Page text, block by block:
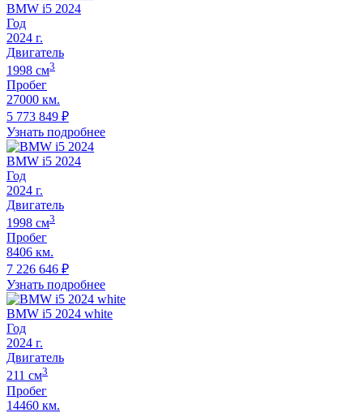
BMW i5 2024
Год
2024 г.
Двигатель
1998 cм3
Пробег
27000 км.
5 773 849 ₽
Узнать подробнее
BMW i5 2024
Год
2024 г.
Двигатель
1998 cм3
Пробег
8406 км.
7 226 646 ₽
Узнать подробнее
BMW i5 2024 white
Год
2024 г.
Двигатель
211 cм3
Пробег
14460 км.